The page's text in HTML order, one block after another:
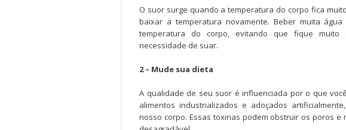
O suor surge quando a temperatura do corpo fica
baixar a temperatura novamente. Beber muita
temperatura do corpo, evitando que fique muito
necessidade de suar.
2 – Mude sua dieta
A qualidade de seu suor é influenciada por o que
alimentos industrializados e adoçados
nosso corpo. Essas toxinas podem obstruir os poros